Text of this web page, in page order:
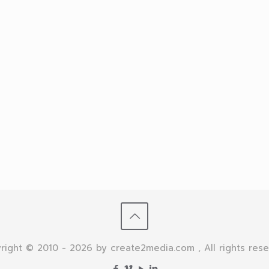
© 2010 - 2026 by create2media.com , All rights